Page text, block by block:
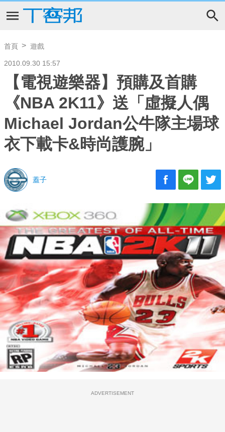
首頁 遊戲
2010.09.30 15:57
【電視遊樂器】預購及首購
《NBA 2K11》送「虛擬人偶
Michael Jordan公牛隊主場球
衣下載卡&時尚護腕」
蓋子
ADVERTISEMENT